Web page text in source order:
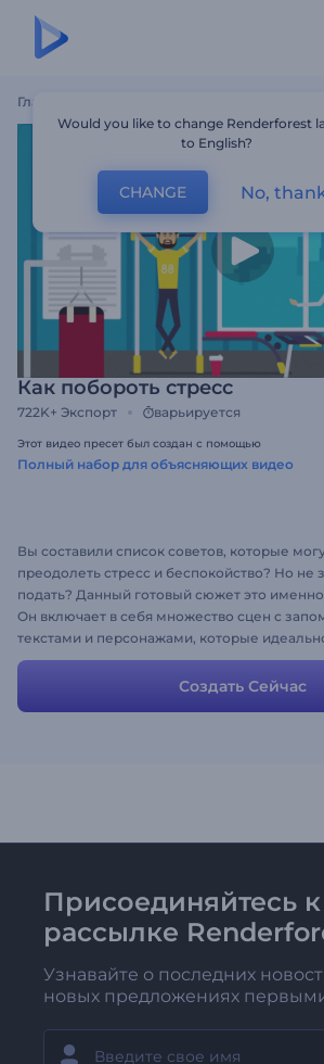
Главная
Как побороть стресс
722K+ Экспорт варьируется
Этот видео пресет был создан с помощью
Полный набор для объясняющих видео
Вы составили список советов, которые
преодолеть стресс и беспокойство? Но не
подать? Данный готовый сюжет это
Он включает в себя множество сцен с
текстами и персонажами, которые
собственного видео. Кроме того, сцены
настраиваются, и вы можете внести любые
придать видео его завершенный вид.
Создать Сейчас
Присоединяйтесь к
рассылке
Узнавайте о последних
новых предложениях
Would you like to change Renderforest
to English?
CHANGE No,